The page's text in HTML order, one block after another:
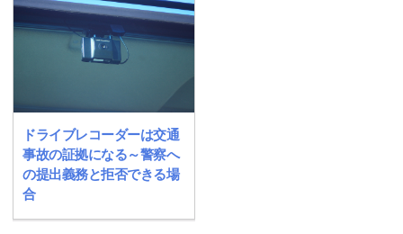
ドライブレコーダーは交通
事故の証拠になる～警察へ
の提出義務と拒否できる場
合